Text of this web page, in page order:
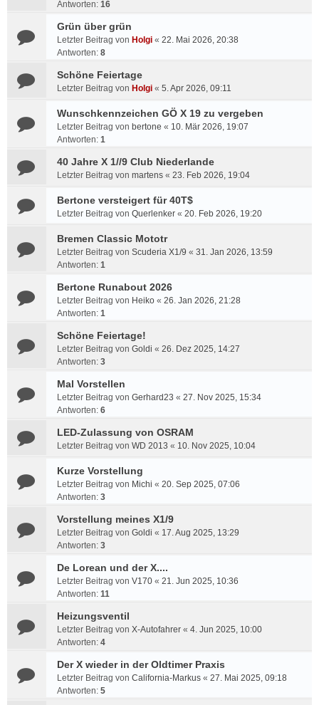
Antworten: 16
Grün über grün
Letzter Beitrag von Holgi « 22. Mai 2026, 20:38
Antworten: 8
Schöne Feiertage
Letzter Beitrag von Holgi « 5. Apr 2026, 09:11
Wunschkennzeichen GÖ X 19 zu vergeben
Letzter Beitrag von bertone « 10. Mär 2026, 19:07
Antworten: 1
40 Jahre X 1//9 Club Niederlande
Letzter Beitrag von martens « 23. Feb 2026, 19:04
Bertone versteigert für 40T$
Letzter Beitrag von Querlenker « 20. Feb 2026, 19:20
Bremen Classic Mototr
Letzter Beitrag von Scuderia X1/9 « 31. Jan 2026, 13:59
Antworten: 1
Bertone Runabout 2026
Letzter Beitrag von Heiko « 26. Jan 2026, 21:28
Antworten: 1
Schöne Feiertage!
Letzter Beitrag von Goldi « 26. Dez 2025, 14:27
Antworten: 3
Mal Vorstellen
Letzter Beitrag von Gerhard23 « 27. Nov 2025, 15:34
Antworten: 6
LED-Zulassung von OSRAM
Letzter Beitrag von WD 2013 « 10. Nov 2025, 10:04
Kurze Vorstellung
Letzter Beitrag von Michi « 20. Sep 2025, 07:06
Antworten: 3
Vorstellung meines X1/9
Letzter Beitrag von Goldi « 17. Aug 2025, 13:29
Antworten: 3
De Lorean und der X....
Letzter Beitrag von V170 « 21. Jun 2025, 10:36
Antworten: 11
Heizungsventil
Letzter Beitrag von X-Autofahrer « 4. Jun 2025, 10:00
Antworten: 4
Der X wieder in der Oldtimer Praxis
Letzter Beitrag von California-Markus « 27. Mai 2025, 09:18
Antworten: 5